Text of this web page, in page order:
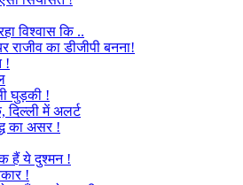
विश्वास कि ..
राजीव का डीजीपी बनना!
!
घुड़की !
दिल्ली में अलर्ट
का असर !
हैं ये दुश्मन !
!